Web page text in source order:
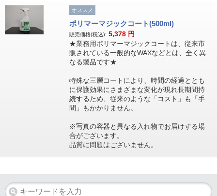
オススメ
ポリマーマジックコート(500ml)
販売価格(税込): 5,378 円
★業務用ポリマーマジックコートは、従来市
販されている一般的なWAXなどとは、全く異
なる製品です★
特殊な三層コートにより、時間の経過ととも
に保護効果にさまざまな変化が現れ長期間持
続するため、従来のような「コスト」も「手
間」もかかりません。
※写真の容器と異なる入れ物でお届けする場
合がございます。
品質に問題はございません。